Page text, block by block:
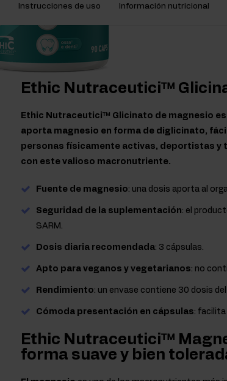
Instrucciones de uso Información nutricional
Ethic Nutraceutici™
Ethic Nutraceutici™ Glicinato de magnesio
aporta magnesio en forma de diglicinato,
personas físicamente activas, deportistas y
con este valioso macronutriente.
Fuente de magnesio: una dosis aporta al
Seguridad de la suplementación: el
SARM.
Dosis diaria recomendada: 3 cápsulas.
Apto para veganos y vegetarianos: no
Rendimiento: un envase contiene 30 dosis
Cómoda presentación en cápsulas: facilita
Ethic Nutraceutici™
forma suave y bien